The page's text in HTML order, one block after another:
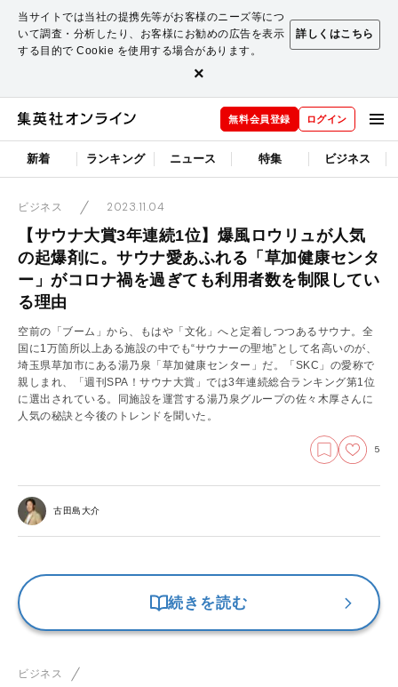
当サイトでは当社の提携先等がお客様のニーズ等につ
いて調査・分析したり、お客様にお勧めの広告を表示
する目的で Cookie を使用する場合があります。
詳しくはこちら
×
無料会員登録 ログイン
新着 ランキング ニュース 特集 ビジネス
ビジネス 2023.11.04
【サウナ大賞3年連続1位】爆風ロウリュが人気
の起爆剤に。サウナ愛あふれる「草加健康センタ
ー」がコロナ禍を過ぎても利用者数を制限してい
る理由
空前の「ブーム」から、もはや「文化」へと定着しつつあるサウナ。全
国に1万箇所以上ある施設の中でも“サウナーの聖地”として名高いのが、
埼玉県草加市にある湯乃泉「草加健康センター」だ。「SKC」の愛称で
親しまれ、「週刊SPA！サウナ大賞」では3年連続総合ランキング第1位
に選出されている。同施設を運営する湯乃泉グループの佐々木厚さんに
人気の秘訣と今後のトレンドを聞いた。
5
古田島大介
続きを読む
ビジネス